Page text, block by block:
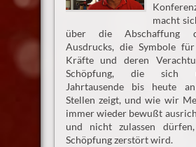
macht
über die Abschaffung
Ausdrucks, die Symbole
Kräfte und deren
Schöpfung, die sich
Jahrtausende bis heute
Stellen zeigt, und wie wir
immer wieder bewußt
und nicht zulassen
Schöpfung zerstört wird.